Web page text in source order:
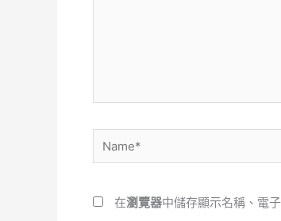
Name*
在瀏覽器中儲存顯示名稱、電